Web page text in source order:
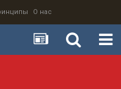
О нас